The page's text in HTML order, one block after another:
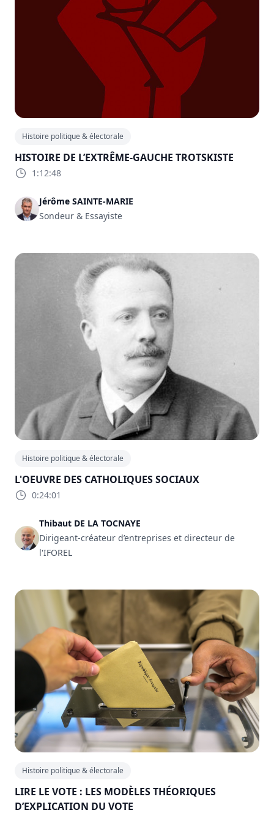
Histoire politique & électorale
HISTOIRE DE L’EXTRÊME-GAUCHE TROTSKISTE
1:12:48
Jérôme SAINTE-MARIE
Sondeur & Essayiste
Histoire politique & électorale
L'OEUVRE DES CATHOLIQUES SOCIAUX
0:24:01
Thibaut DE LA TOCNAYE
Dirigeant-créateur d’entreprises et directeur de
l'IFOREL
Histoire politique & électorale
LIRE LE VOTE : LES MODÈLES THÉORIQUES
D’EXPLICATION DU VOTE